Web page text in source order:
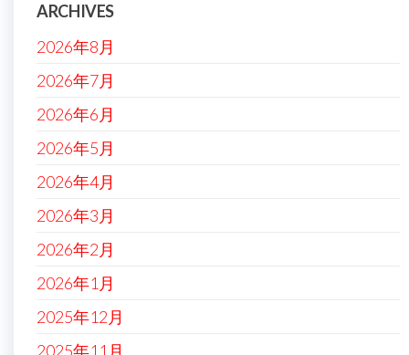
ARCHIVES
2026年8月
2026年7月
2026年6月
2026年5月
2026年4月
2026年3月
2026年2月
2026年1月
2025年12月
2025年11月